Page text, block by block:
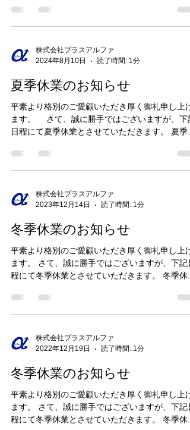
18.html...
株式会社プラスアルファ
2024年8月10日
読了時間: 1分
夏季休業のお知らせ
平素より格別のご愛顧いただき厚く御礼申し上げ
ます。 さて、誠に勝手ではございますが、下
日程にて夏季休業とさせていただきます。 夏季
間中はご不便をおかけしますが、何卒ご了承くだ
さいますようお願い申し上げます...
株式会社プラスアルファ
2023年12月14日
読了時間: 1分
冬季休業のお知らせ
平素より格別のご愛顧いただき厚く御礼申し上げ
ます。 さて、誠に勝手ではございますが、下記
程にて冬季休業とさせていただきます。 冬季休
中はご不便をおかけしますが、何卒ご了承くださ
いますようお願い申し上げます。...
株式会社プラスアルファ
2022年12月19日
読了時間: 1分
冬季休業のお知らせ
平素より格別のご愛顧いただき厚く御礼申し上げ
ます。 さて、誠に勝手ではございますが、下記
程にて冬季休業とさせていただきます。 冬季休